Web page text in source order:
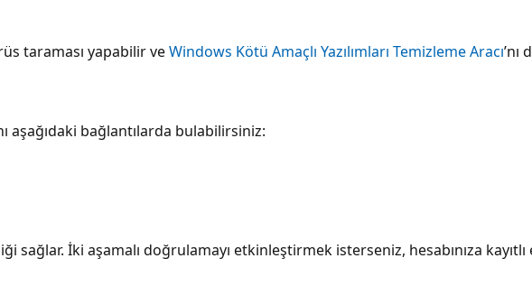
taraması yapabilir veWindows Kötü Amaçlı Yazılımları Temizleme Aracı’nı
aşağıdaki bağlantılarda bulabilirsiniz:
sağlar. İki aşamalı doğrulamayı etkinleştirmek isterseniz, hesabınıza